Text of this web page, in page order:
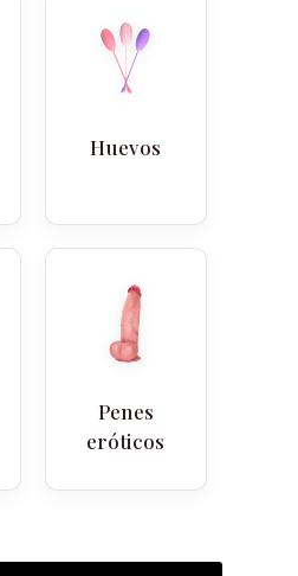
Huevos
Penes
eróticos